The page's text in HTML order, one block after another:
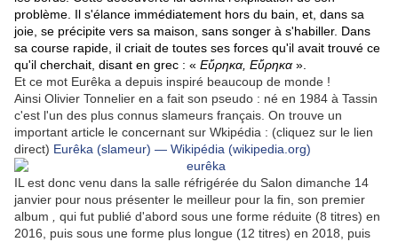
problème. Il s'élance immédiatement hors du bain, et, dans sa
joie, se précipite vers sa maison, sans songer à s'habiller. Dans
sa course rapide, il criait de toutes ses forces qu'il avait trouvé ce
qu'il cherchait, disant en grec : « Εὕρηκα, Εὕρηκα ».
Et ce mot Eurêka a depuis inspiré beaucoup de monde !
Ainsi Olivier Tonnelier en a fait son pseudo : né en 1984 à Tassin
c'est l'un des plus connus slameurs français. On trouve un
important article le concernant sur Wkipédia : (cliquez sur le lien
direct) Eurêka (slameur) — Wikipédia (wikipedia.org)
IL est donc venu dans la salle réfrigérée du Salon dimanche 14
janvier pour nous présenter le meilleur pour la fin, son premier
album
qui fut publié d'abord sous une forme réduite (8 titres) en
2016, puis sous une forme plus longue (12 titres) en 2018, puis